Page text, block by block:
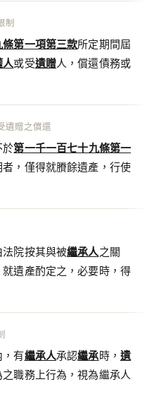
制
第一項第三款所定期間屆
人或受遺贈人，償還債務或
遺贈之償還
於第一千一百七十九條第一
，僅得就賸餘遺產，行使
法院按其與被繼承人之關
遺產酌定之，必要時，得
有繼承人承認繼承時， 遺
職務上行為，視為繼承人